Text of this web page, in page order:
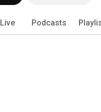
Live Podcasts